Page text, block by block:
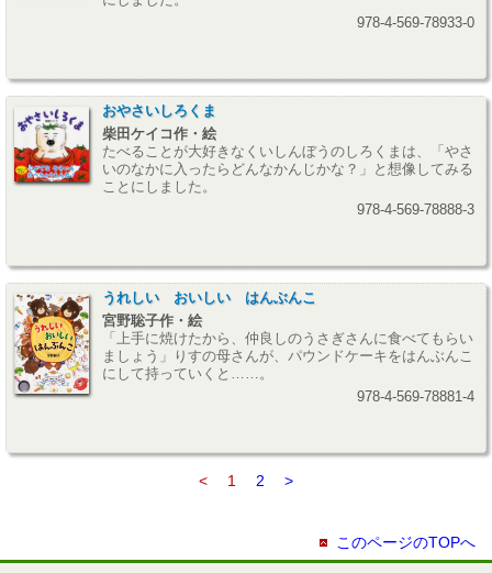
978-4-569-78933-0
おやさいしろくま
柴田ケイコ作・絵
たべることが大好きなくいしんぼうのしろくまは、「やさ
いのなかに入ったらどんなかんじかな？」と想像してみる
ことにしました。
978-4-569-78888-3
うれしい おいしい はんぶんこ
宮野聡子作・絵
「上手に焼けたから、仲良しのうさぎさんに食べてもらい
ましょう」りすの母さんが、パウンドケーキをはんぶんこ
にして持っていくと……。
978-4-569-78881-4
< 1 2 >
このページのTOPへ